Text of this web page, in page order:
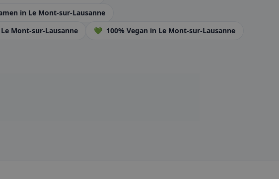
in Le Mont-sur-Lausanne
Mont-sur-Lausanne 💚 100% Vegan in Le Mont-sur-Lausanne